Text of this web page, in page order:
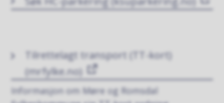
Tilrettelagt transport (TT-kort)
(mrfylke.no)
Informasjon om Møre og Romsdal